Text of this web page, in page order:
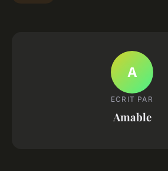
A
ECRIT PAR
Amable